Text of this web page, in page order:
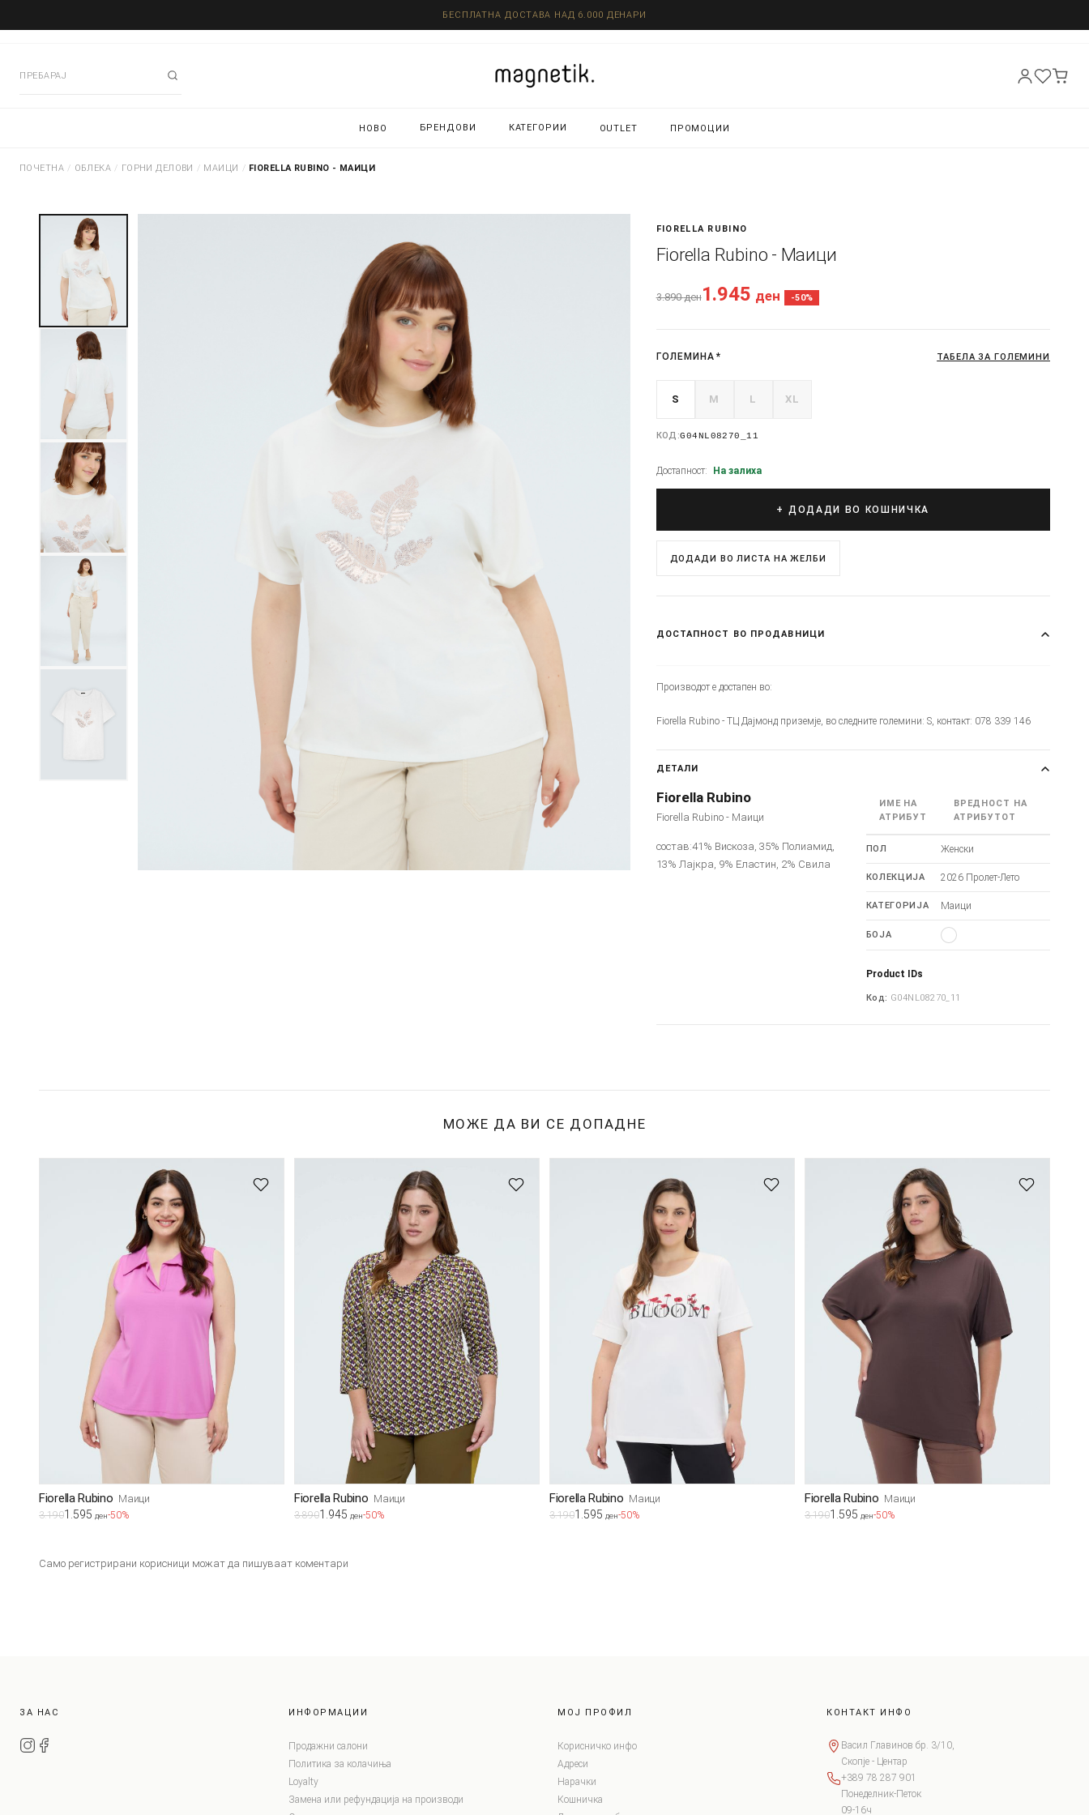
БЕСПЛАТНА ДОСТАВА НАД 6.000 ДЕНАРИ
НОВО БРЕНДОВИ КАТЕГОРИИ OUTLET ПРОМОЦИИ
ПОЧЕТНА / ОБЛЕКА / ГОРНИ ДЕЛОВИ / МАИЦИ / FIORELLA RUBINO - МАИЦИ
FIORELLA RUBINO
Fiorella Rubino - Маици
3.890ден1.945 ден -50%
ГОЛЕМИНА * ТАБЕЛА ЗА ГОЛЕМИНИ
S M L XL
КОД:G04NL08270_11
Достапност: На залиха
+ ДОДАДИ ВО КОШНИЧКА
ДОДАДИ ВО ЛИСТА НА ЖЕЛБИ
ДОСТАПНОСТ ВО ПРОДАВНИЦИ
Производот е достапен во:
Fiorella Rubino - ТЦ Дајмонд приземје, во следните големини: S, контакт: 078 339 146
ДЕТАЛИ
Fiorella Rubino
Fiorella Rubino - Маици
состав:41% Вискоза, 35% Полиамид,
13% Лајкра, 9% Еластин, 2% Свила
ИМЕ НА
АТРИБУТ
ВРЕДНОСТ НА
АТРИБУТОТ
ПОЛ Женски
КОЛЕКЦИЈА 2026 Пролет-Лето
КАТЕГОРИЈА Маици
БОЈА
Product IDs
Код: G04NL08270_11
МОЖЕ ДА ВИ СЕ ДОПАДНЕ
Fiorella Rubino Маици
3.1901.595 ден-50%
Fiorella Rubino Маици
3.8901.945 ден-50%
Fiorella Rubino Маици
3.1901.595 ден-50%
Fiorella Rubino Маици
3.1901.595 ден-50%
Само регистрирани корисници можат да пишуваат коментари
ЗА НАС ИНФОРМАЦИИ
Продажни салони
Политика за колачиња
Loyalty
Замена или рефундација на производи
МОЈ ПРОФИЛ
Корисничко инфо
Адреси
Нарачки
Кошничка
КОНТАКТ ИНФО
Васил Главинов бр. 3/10,
Скопје - Центар
+389 78 287 901
Понеделник-Петок
09-16ч